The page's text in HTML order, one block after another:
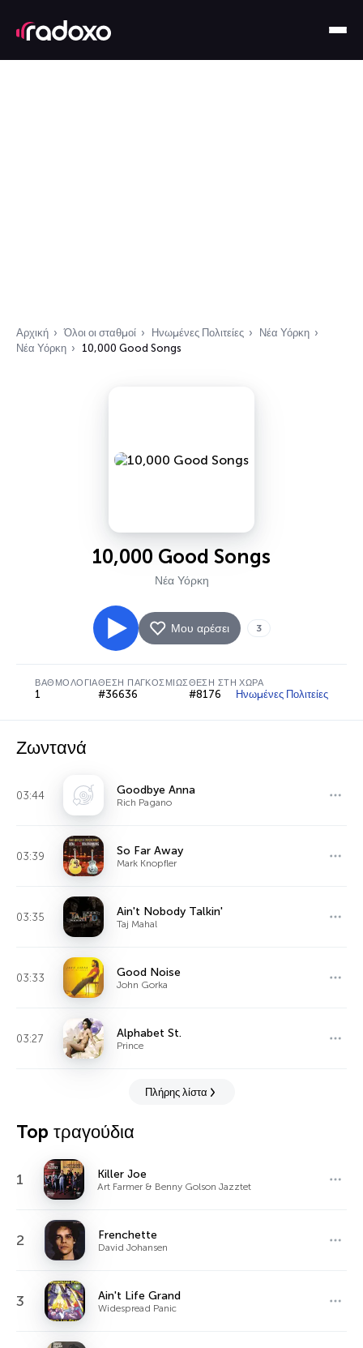
Αρχική Όλοι οι σταθμοί Ηνωμένες Πολιτείες
Νέα Υόρκη
Νέα Υόρκη
10,000 Good Songs
10,000 Good Songs
Νέα Υόρκη
Μου αρέσει 3
ΒΑΘΜΟΛΟΓΊΑ
1
ΘΈΣΗ ΠΑΓΚΟΣΜΊΩΣ
#36636
ΘΈΣΗ ΣΤΗ ΧΏΡΑ
#8176 Ηνωμένες Πολιτείες
Ζωντανά
03:44 Goodbye Anna
Rich Pagano
03:39 So Far Away
Mark Knopfler
03:35 Ain't Nobody Talkin'
Taj Mahal
03:33 Good Noise
John Gorka
03:27 Alphabet St.
Prince
Πλήρης λίστα
Top τραγούδια
1 Killer Joe
Art Farmer & Benny Golson Jazztet
2 Frenchette
David Johansen
3 Ain't Life Grand
Widespread Panic